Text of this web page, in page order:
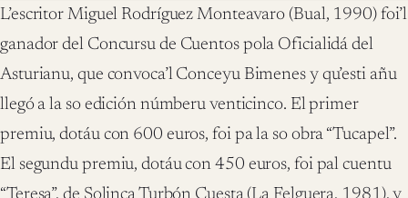
L’escritor Miguel Rodríguez Monteavaro (Bual, 1990) foi’l
ganador del Concursu de Cuentos pola Oficialidá del
Asturianu, que convoca’l Conceyu Bimenes y qu’esti añu
llegó a la so edición númberu venticinco. El primer
premiu, dotáu con 600 euros, foi pa la so obra “Tucapel”.
El segundu premiu, dotáu con 450 euros, foi pal cuentu